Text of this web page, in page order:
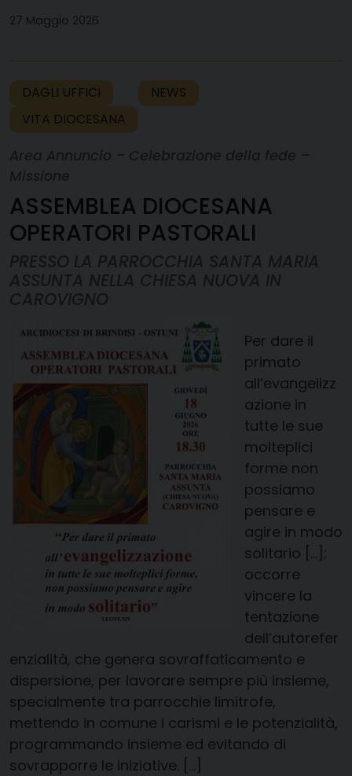
27 Maggio 2026
DAGLI UFFICI
NEWS
VITA DIOCESANA
ASSEMBLEA DIOCESANA
OPERATORI PASTORALI
Per dare il
primato
all’evangelizz
azione in
tutte le sue
molteplici
forme non
possiamo
pensare e
agire in modo
solitario […];
occorre
vincere la
tentazione
dell’autorefer
enzialità, che genera sovraffaticamento e
dispersione, per lavorare sempre più insieme,
specialmente tra parrocchie limitrofe,
mettendo in comune i carismi e le potenzialità,
programmando insieme ed evitando di
sovrapporre le iniziative. […]